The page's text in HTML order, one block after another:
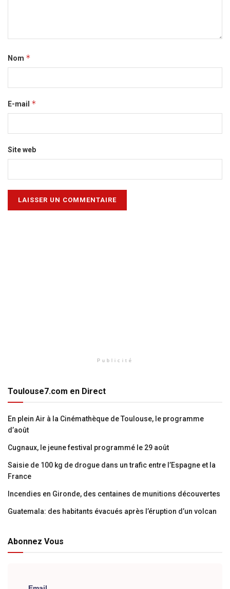
Nom *
E-mail *
Site web
Publicité
Toulouse7.com en Direct
En plein Air à la Cinémathèque de Toulouse, le programme
d’août
Cugnaux, le jeune festival programmé le 29 août
Saisie de 100 kg de drogue dans un trafic entre l’Espagne et la
France
Incendies en Gironde, des centaines de munitions découvertes
Guatemala: des habitants évacués après l’éruption d’un volcan
Abonnez Vous